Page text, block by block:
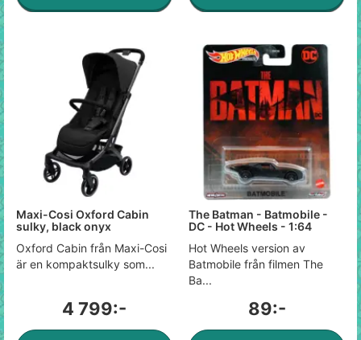
Maxi-Cosi Oxford Cabin
sulky, black onyx
Oxford Cabin från Maxi-Cosi
är en kompaktsulky som...
4 799:-
The Batman - Batmobile -
DC - Hot Wheels - 1:64
Hot Wheels version av
Batmobile från filmen The
Ba...
89:-